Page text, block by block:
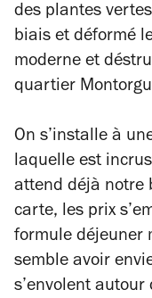
des plantes
biais et déformé
moderne et
quartier
On s’installe à
laquelle est
attend déjà notre
carte, les prix
formule déjeuner
semble avoir
s’envolent